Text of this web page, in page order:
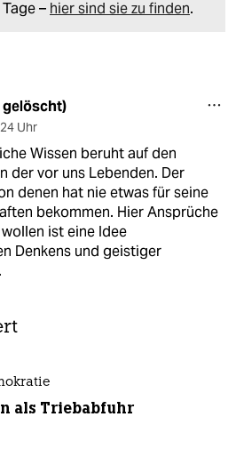
– hier sind sie zu finden.
gelöscht)
Uhr
Wissen beruht auf den
der vor uns Lebenden. Der
denen hat nie etwas für seine
bekommen. Hier Ansprüche
ist eine Idee
Denkens und geistiger
als Triebabfuhr